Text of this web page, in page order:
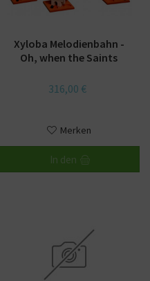
Xyloba Melodienbahn -
Oh, when the Saints
316,00 €
Merken
In den